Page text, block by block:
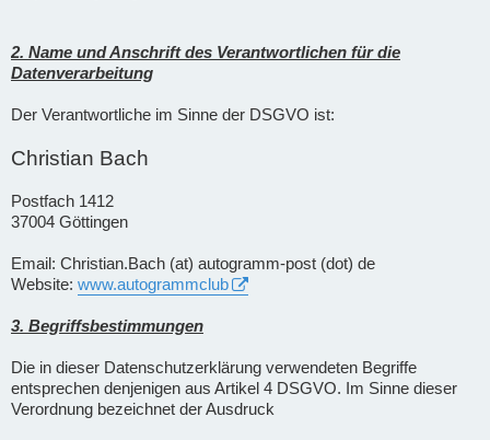
2. Name und Anschrift des Verantwortlichen für die
Datenverarbeitung
Der Verantwortliche im Sinne der DSGVO ist:
Christian Bach
Postfach 1412
37004 Göttingen
Email: Christian.Bach (at) autogramm-post (dot) de
Website: www.autogrammclub
3. Begriffsbestimmungen
Die in dieser Datenschutzerklärung verwendeten Begriffe
entsprechen denjenigen aus Artikel 4 DSGVO. Im Sinne dieser
Verordnung bezeichnet der Ausdruck